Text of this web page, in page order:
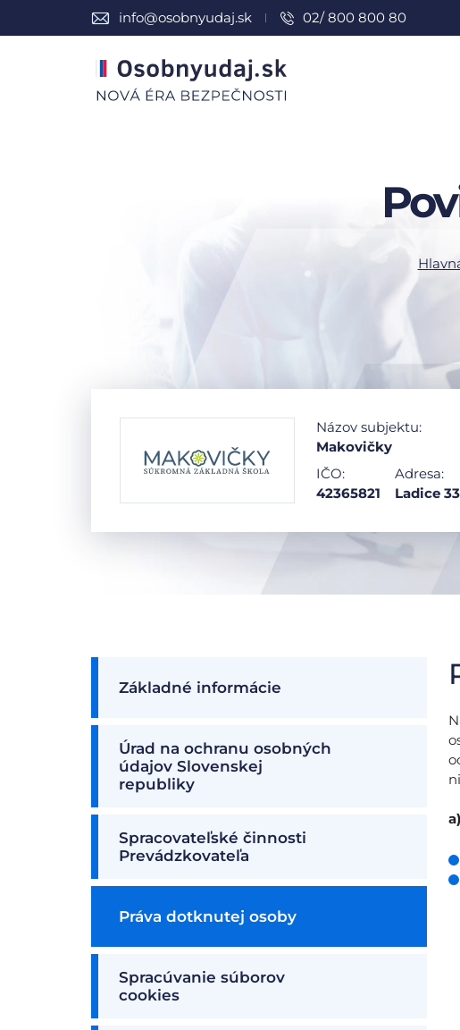
info@osobnyudaj.sk 02/ 800 800 80
Názov subjektu:
Makovičky
IČO:
42365821
Adresa:
Ladice
Základné informácie
Úrad na ochranu osobných
údajov Slovenskej
republiky
Spracovateľské činnosti
Prevádzkovateľa
Práva dotknutej osoby
Spracúvanie súborov
cookies
a)